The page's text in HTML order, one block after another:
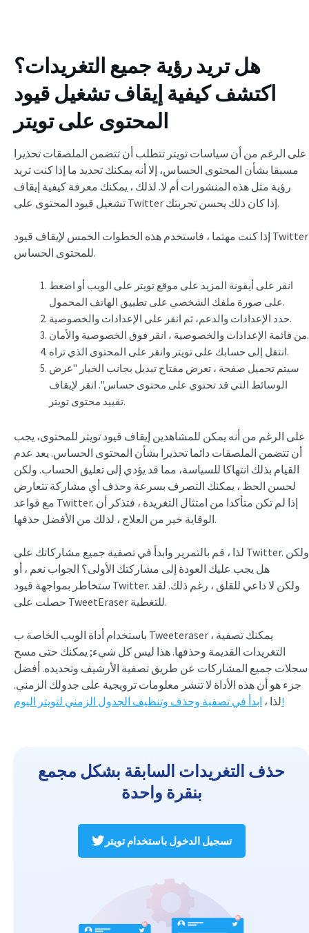
هل تريد رؤية جميع التغريدات؟
اكتشف كيفية إيقاف تشغيل قيود
المحتوى على تويتر
على الرغم من أن سياسات تويتر تتطلب أن تتضمن الملصقات تحذيرا
مسبقا بشأن المحتوى الحساس، إلا أنه يمكنك تحديد ما إذا كنت تريد
رؤية مثل هذه المنشورات أم لا. لذلك ، يمكنك معرفة كيفية إيقاف
تشغيل قيود المحتوى على Twitter إذا كان ذلك يحسن تجربتك.
إذا كنت مهتما ، فاستخدم هذه الخطوات الخمس لإيقاف قيود Twitter
للمحتوى الحساس.
انقر على أيقونة المزيد على موقع تويتر على الويب أو اضغط
على صورة ملفك الشخصي على تطبيق الهاتف المحمول.
حدد الإعدادات والدعم، ثم انقر على الإعدادات والخصوصية.
من قائمة الإعدادات والخصوصية ، انقر فوق الخصوصية والأمان.
انتقل إلى حسابك على تويتر وانقر على المحتوى الذي تراه.
سيتم تحميل صفحة ، تعرض مفتاح تبديل بجانب الخيار "عرض
الوسائط التي قد تحتوي على محتوى حساس". انقر لإيقاف
تقييد محتوى تويتر.
على الرغم من أنه يمكن للمشاهدين إيقاف قيود تويتر للمحتوى، يجب
أن تتضمن الملصقات دائما تحذيرا بشأن المحتوى الحساس. يعد عدم
القيام بذلك انتهاكا للسياسة، مما قد يؤدي إلى تعليق الحساب. ولكن
لحسن الحظ ، يمكنك التصرف بسرعة وحذف أي مشاركة تتعارض
مع قواعد Twitter. إذا لم تكن متأكدا من امتثال التغريدة ، فتذكر أن
الوقاية خير من العلاج ، لذلك من الأفضل حذفها.
لذا ، قم بالتمرير وابدأ في تصفية جميع مشاركاتك على Twitter. ولكن
هل يجب عليك العودة إلى مشاركتك الأولى؟ الجواب نعم ، أو
ستخاطر بمواجهة قيود Twitter. ولكن لا داعي للقلق ، رغم ذلك. لقد
حصلت على TweetEraser للتغطية.
باستخدام أداة الويب الخاصة ب Tweeteraser ، يمكنك تصفية
التغريدات القديمة وحذفها. هذا ليس كل شيء; يمكنك حتى مسح
سجلات جميع المشاركات عن طريق تصفية الأرشيف وتحديده. أفضل
جزء هو أن هذه الأداة لا تنشر معلومات ترويجية على جدولك الزمني.
لذا ،ابدأ في تصفية وحذف وتنظيف الجدول الزمني لتويتر اليوم!
حذف التغريدات السابقة بشكل مجمع
بنقرة واحدة
تسجيل الدخول باستخدام تويتر